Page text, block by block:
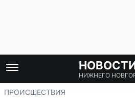
НИЖНЕГО
ПРОИСШЕСТВИЯ